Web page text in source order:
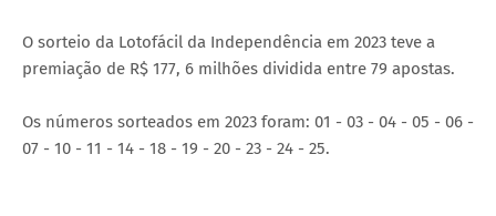
O sorteio da Lotofácil da Independência em 2023 teve a
premiação de R$ 177, 6 milhões dividida entre 79 apostas.
Os números sorteados em 2023 foram: 01 - 03 - 04 - 05 - 06 -
07 - 10 - 11 - 14 - 18 - 19 - 20 - 23 - 24 - 25.